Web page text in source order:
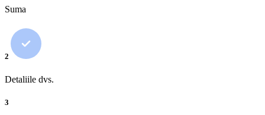
Suma
2
Detaliile dvs.
3